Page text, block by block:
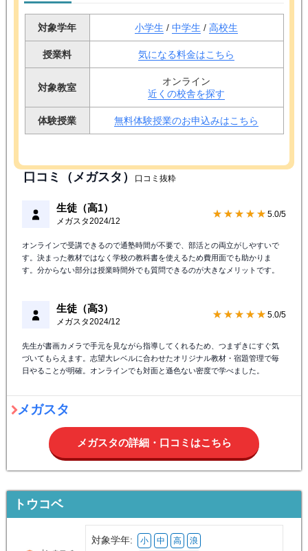
対象学年 小学生 / 中学生 / 高校生
授業料 気になる料金はこちら
対象教室
オンライン
近くの校舎を探す
体験授業 無料体験授業のお申込みはこちら
口コミ（メガスタ） 口コミ抜粋
生徒（高1）
メガスタ2024/12
★★★★★ 5.0/5
オンラインで受講できるので通塾時間が不要で、部活との両立がしやすいで
す。決まった教材ではなく学校の教科書を使えるため費用面でも助かりま
す。分からない部分は授業時間外でも質問できるのが大きなメリットです。
生徒（高3）
メガスタ2024/12
★★★★★ 5.0/5
先生が書画カメラで手元を見ながら指導してくれるため、つまずきにすぐ気
づいてもらえます。志望大レベルに合わせたオリジナル教材・宿題管理で毎
日やることが明確。オンラインでも対面と遜色ない密度で学べました。
メガスタ
メガスタの詳細・口コミはこちら
トウコベ
対象学年: 小 中 高 浪